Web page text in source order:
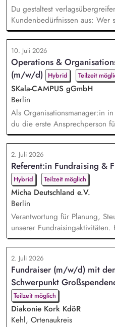
Du gestaltest
Kundenbedürfnissen aus:
bewegt sie? Wo erreichen wir
mit unseren Kund*innen und
Marketingstrategien, konkrete
Du misst, was funktioniert, und
Konsequenzen. Du
unse...
10. Juli 2026
Operations &
(m/w/d)
Hybrid Teilzeit
SKala-CAMPUS gGmbH
Berlin
Als Organisationsmanager:in
du die erste Ansprechperson
Teams. Du unterstützt mit
Tools und individueller
Tellerrand, erkennst Bedarfe
pragmatische Lösungen,
Hürden werden. Du gestaltest
2. Juli 2026
Referent:in Fundraising &
Hybrid Teilzeit möglich
Micha Deutschland e.V.
Berlin
Verantwortung für Planung,
unserer
Umsetzung zentraler
Jahresende, Aktionen).
Weiterentwicklung der
Antragstellung, Berichte,
Bud...
2. Juli 2026
Fundraiser (m/w/d) mit
Schwerpunkt
Teilzeit möglich
Diakonie Kork KdöR
Kehl, Ortenaukreis